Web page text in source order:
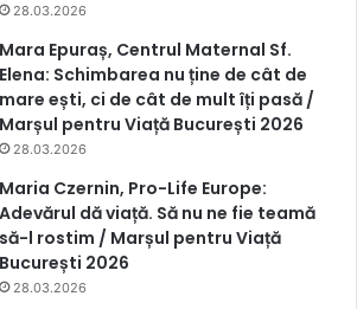
28.03.2026
Mara Epuraș, Centrul Maternal Sf.
Elena: Schimbarea nu ține de cât de
mare ești, ci de cât de mult îți pasă /
Marșul pentru Viață București 2026
28.03.2026
Maria Czernin, Pro-Life Europe:
Adevărul dă viață. Să nu ne fie teamă
să-l rostim / Marșul pentru Viață
București 2026
28.03.2026